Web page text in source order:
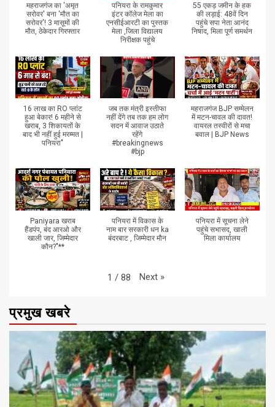
महराजगंज का 'अमृत
सरोवर' बना 'मौत का
सरोवर'! 3 मासूमों की
मौत, ठेकेदार गिरफ्तार
पनियरा के रामकुमार
इंटर कॉलेज मेला का
एनसीईआरटी का पुस्तक
मेला ,जिला विद्यालय
निरीक्षक पहुंचे
55 एकड़ जमीन के हक
की लड़ाई: 48वें दिन
पहुंचे सपा नेता आनंद
निषाद, मिला पूर्ण समर्थन
16 लाख का RO प्लांट
हुआ बेकार! 6 महीने से
खराब, 3 शिकायतों के
बाद भी नहीं हुई मरम्मत |
पनियरा"
जब तक मंत्री इस्तीफा
नहीं देंगे तब तक हम लोग
सदन में आवाज उठाते
रहेंगे
#breakingnews
#bjp
महराजगंज BJP सम्मेलन
में मटन-चावल की दावत!
वायरल तस्वीरों से मचा
बवाल | BJP News
Paniyara खराब
हैंडपंप, बंद आरओ और
खाली जार, जिम्मेदार
कौन?"**
पनियरा में विकास के
नाम बार सरकारी धन ka
बंदरबाट , जिम्मेदार मौन
पनियरा में सूचना लेने
पहुंचे सभासद, खाली
मिला कार्यालय
1 / 88 Next »
प्रमुख खबरे